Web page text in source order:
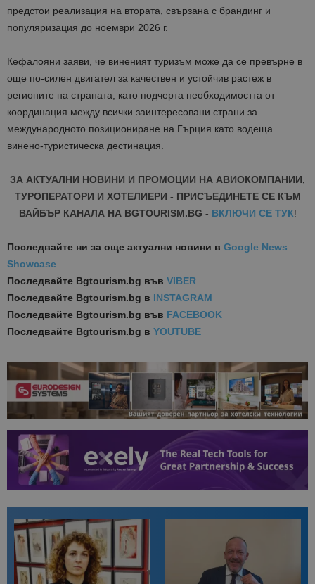
предстои реализация на втората, свързана с брандинг и
популяризация до ноември 2026 г.
Кефалояни заяви, че виненият туризъм може да се превърне в
още по-силен двигател за качествен и устойчив растеж в
регионите на страната, като подчерта необходимостта от
координация между всички заинтересовани страни за
международното позициониране на Гърция като водеща
винено-туристическа дестинация.
ЗА АКТУАЛНИ НОВИНИ И ПРОМОЦИИ НА АВИОКОМПАНИИ,
ТУРОПЕРАТОРИ И ХОТЕЛИЕРИ - ПРИСЪЕДИНЕТЕ СЕ КЪМ
ВАЙБЪР КАНАЛА НА BGTOURISM.BG - ВКЛЮЧИ СЕ ТУК!
Последвайте ни за още актуални новини в Google News
Showcase
Последвайте Bgtourism.bg във VIBER
Последвайте Bgtourism.bg в INSTAGRAM
Последвайте Bgtourism.bg във FACEBOOK
Последвайте Bgtourism.bg в YOUTUBE